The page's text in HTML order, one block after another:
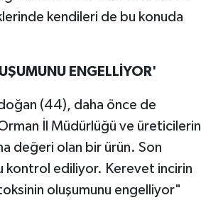
kendileri de bu konuda
ENGELLİYOR'
(44), daha önce de
Orman İl Müdürlüğü ve üreticilerin
değeri olan bir ürün. Son
kontrol ediliyor. Kerevet incirin
oluşumunu engelliyor"